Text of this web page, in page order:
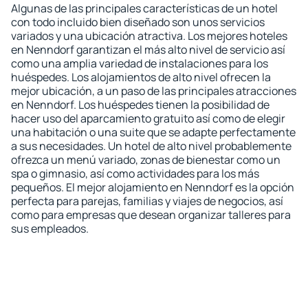
Algunas de las principales características de un hotel
con todo incluido bien diseñado son unos servicios
variados y una ubicación atractiva. Los mejores hoteles
en Nenndorf garantizan el más alto nivel de servicio así
como una amplia variedad de instalaciones para los
huéspedes. Los alojamientos de alto nivel ofrecen la
mejor ubicación, a un paso de las principales atracciones
en Nenndorf. Los huéspedes tienen la posibilidad de
hacer uso del aparcamiento gratuito así como de elegir
una habitación o una suite que se adapte perfectamente
a sus necesidades. Un hotel de alto nivel probablemente
ofrezca un menú variado, zonas de bienestar como un
spa o gimnasio, así como actividades para los más
pequeños. El mejor alojamiento en Nenndorf es la opción
perfecta para parejas, familias y viajes de negocios, así
como para empresas que desean organizar talleres para
sus empleados.